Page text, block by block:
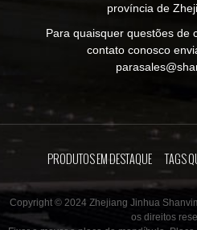
província de
Para quaisquer questões de
contato conosco
para
PRODUTOS EM DESTAQUE TAGS
Copyright © 2024 Zhejiang Jinhua
os direitos